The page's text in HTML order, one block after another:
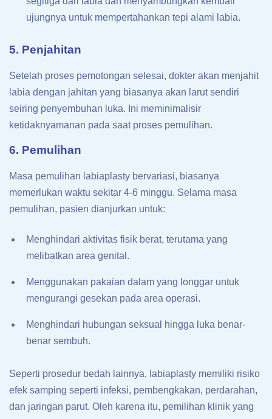
ujungnya untuk mempertahankan tepi alami labia.
5. Penjahitan
Setelah proses pemotongan selesai, dokter akan menjahit
labia dengan jahitan yang biasanya akan larut sendiri
seiring penyembuhan luka. Ini meminimalisir
ketidaknyamanan pada saat proses pemulihan.
6. Pemulihan
Masa pemulihan labiaplasty bervariasi, biasanya
memerlukan waktu sekitar 4-6 minggu. Selama masa
pemulihan, pasien dianjurkan untuk:
Menghindari aktivitas fisik berat, terutama yang
melibatkan area genital.
Menggunakan pakaian dalam yang longgar untuk
mengurangi gesekan pada area operasi.
Menghindari hubungan seksual hingga luka benar-
benar sembuh.
Seperti prosedur bedah lainnya, labiaplasty memiliki risiko
efek samping seperti infeksi, pembengkakan, perdarahan,
dan jaringan parut. Oleh karena itu, pemilihan klinik yang